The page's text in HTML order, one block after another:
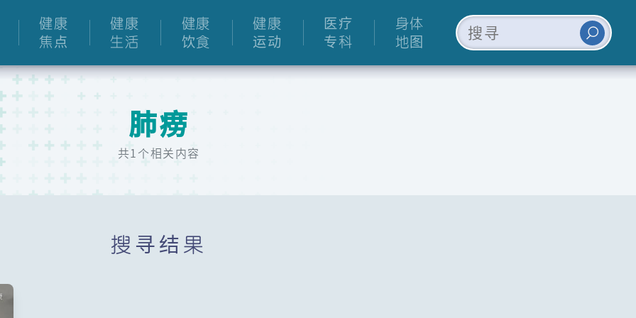
健康
焦点
健康
生活
健康
饮食
健康
运动
医疗
专科
身体
地图
肺痨
共1个相关内容
搜寻结果